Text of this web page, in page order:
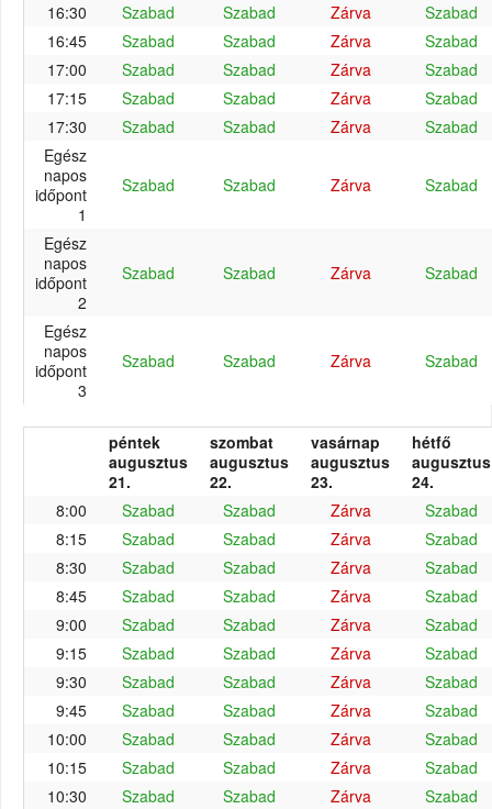
16:30 Szabad Szabad Zárva
Szabad
16:45
Szabad Szabad Zárva
Szabad
17:00
Szabad Szabad Zárva
Szabad
17:15
Szabad Szabad Zárva
Szabad
17:30
Szabad Szabad Zárva
Szabad
Egész
napos
időpont
1
Szabad Szabad Zárva Szabad
Egész
napos
időpont
2
Szabad Szabad Zárva Szabad
Egész
napos
időpont
3
Szabad Szabad Zárva Szabad
péntek
augusztus
21.
szombat
augusztus
22.
vasárnap
augusztus
23.
hétfő
augusztus
24.
8:00
Szabad Szabad Zárva
Szabad
8:15
Szabad Szabad Zárva
Szabad
8:30
Szabad Szabad Zárva
Szabad
8:45
Szabad Szabad Zárva
Szabad
9:00
Szabad Szabad Zárva
Szabad
9:15
Szabad Szabad Zárva
Szabad
9:30
Szabad Szabad Zárva
Szabad
9:45
Szabad Szabad Zárva
Szabad
10:00
Szabad Szabad Zárva
Szabad
10:15
Szabad Szabad Zárva
Szabad
10:30
Szabad Szabad Zárva
Szabad